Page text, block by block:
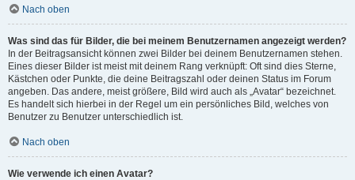
Nach oben
Was sind das für Bilder, die bei meinem Benutzernamen angezeigt werden?
In der Beitragsansicht können zwei Bilder bei deinem Benutzernamen stehen.
Eines dieser Bilder ist meist mit deinem Rang verknüpft: Oft sind dies Sterne,
Kästchen oder Punkte, die deine Beitragszahl oder deinen Status im Forum
angeben. Das andere, meist größere, Bild wird auch als „Avatar“ bezeichnet.
Es handelt sich hierbei in der Regel um ein persönliches Bild, welches von
Benutzer zu Benutzer unterschiedlich ist.
Nach oben
Wie verwende ich einen Avatar?